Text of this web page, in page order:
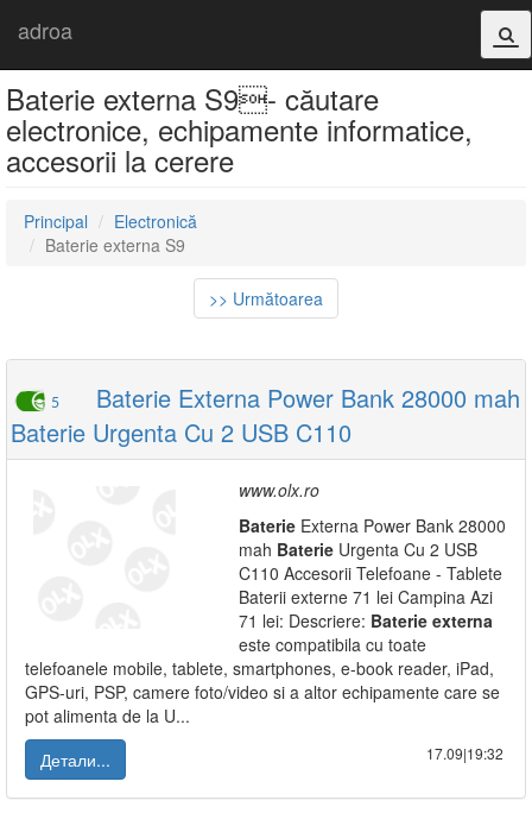
adroa
Baterie externa S9- căutare
electronice, echipamente informatice,
accesorii la cerere
Principal
Electronică
Baterie externa S9
>> Următoarea
5
Baterie Externa Power Bank 28000 mah
Baterie Urgenta Cu 2 USB C110
www.olx.ro
Baterie Externa Power Bank 28000
mah Baterie Urgenta Cu 2 USB
C110 Accesorii Telefoane - Tablete
Baterii externe 71 lei Campina Azi
71 lei: Descriere: Baterie externa
este compatibila cu toate
telefoanele mobile, tablete, smartphones, e-book reader, iPad,
GPS-uri, PSP, camere foto/video si a altor echipamente care se
pot alimenta de la U...
Детали...
17.09|19:32